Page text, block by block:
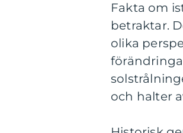
Fakta om
betraktar.
olika
och halter